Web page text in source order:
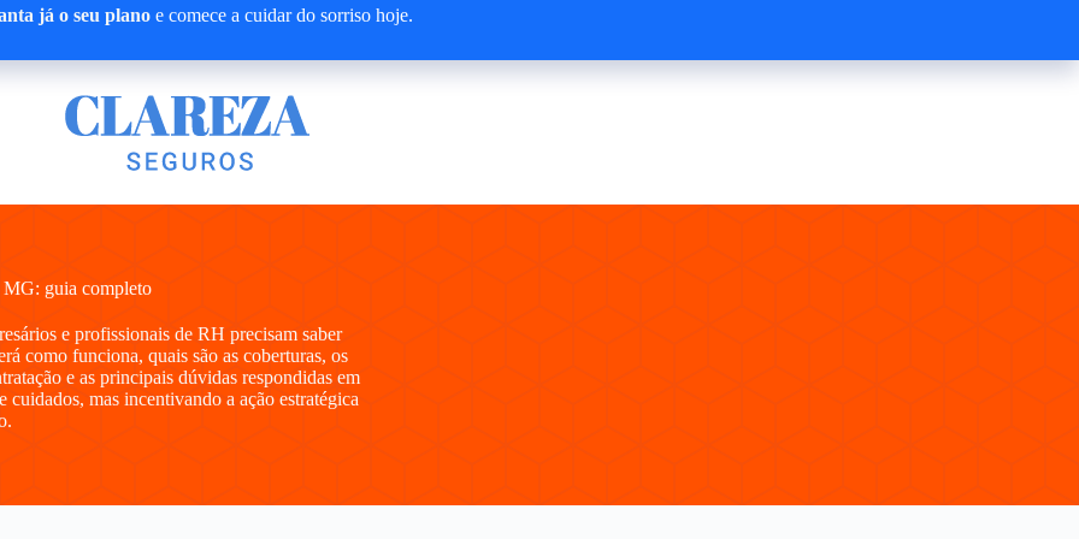
já o seu planoe comece a cuidar do sorriso hoje.
guia completo
e profissionais de RH precisam saber
como funciona, quais são as coberturas, os
e as principais dúvidas respondidas em
mas incentivando a ação estratégica